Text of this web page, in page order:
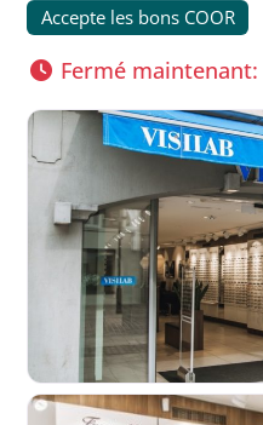
Accepte les bons COOR
Fermé maintenant: